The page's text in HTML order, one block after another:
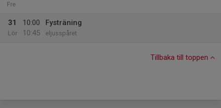
Fre
31
Lör
10:00
10:45
Fysträning
eljusspåret
Tillbaka till toppen